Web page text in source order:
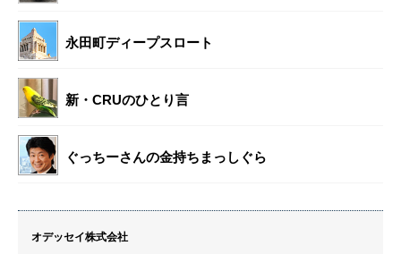
永田町ディープスロート
新・CRUのひとり言
ぐっちーさんの金持ちまっしぐら
オデッセイ株式会社